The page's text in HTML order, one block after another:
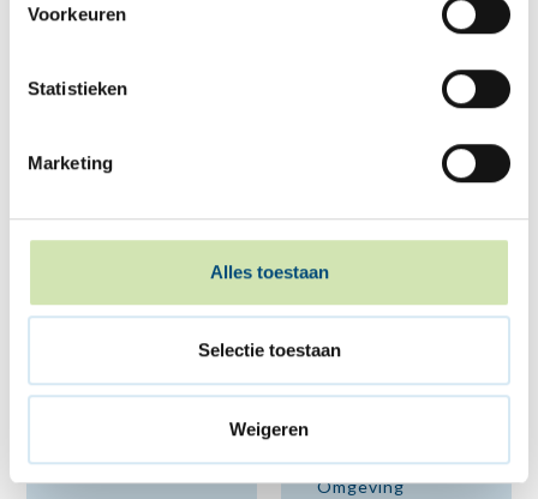
Voorkeuren
Statistieken
Marketing
Alles toestaan
Selectie toestaan
Weigeren
FRIESLAND
Omgeving